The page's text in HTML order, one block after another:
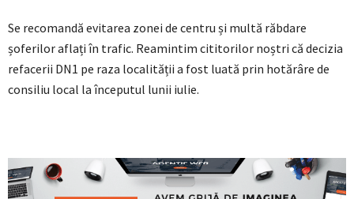
Se recomandă evitarea zonei de centru și multă răbdare
șoferilor aflați în trafic. Reamintim cititorilor noștri că decizia
refacerii DN1 pe raza localității a fost luată prin hotărâre de
consiliu local la începutul lunii iulie.